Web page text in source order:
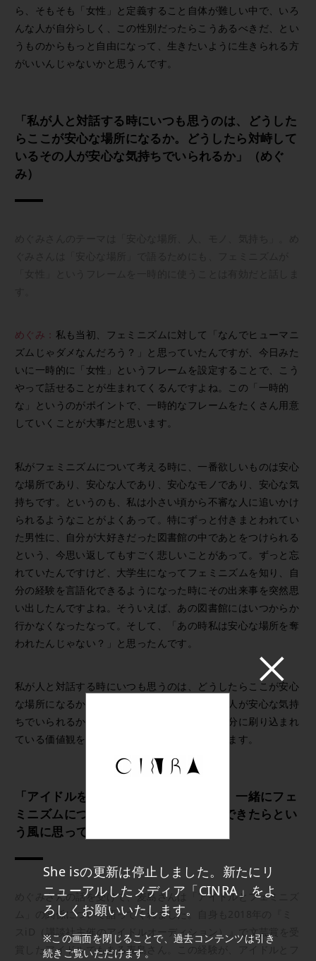
She isの更新は停止しました。新たにリ
ニューアルしたメディア「CINRA」をよ
ろしくお願いいたします。
※この画面を閉じることで、過去コンテンツは引き
続きご覧いただけます。
ら、そもそも「女性」と定義すること自体が難しい中で、いろ
んな人が自分らしく、この性別だったらこうあるべきだ、とい
うものからもっと自由になって、生きたいように生きられる方
がいいんじゃないかと思うんです。
「私が人と対話する時にいつも思うのは、どうした
らここが安心な場所になるか。どうしたら対峙して
いるその人が安心な気持ちでいられるか」（めぐ
み）
めぐみ： 私も当初、フェミニズムに対して「なんでヒューマニ
ズムじゃダメなんだろう？」と思っていたんですが、今日みた
いに一時的に「女性」というフレームを設定することで、こう
やって話せることが生まれてくるんですよね。この「一時的
な」というのがポイントで、一時的なフレームをたくさん用意
していくことが大事だと思います。
私がフェミニズムについて考える時に、一番欲しいものは安心
な場所であり、安心な人であり、安心なモノであり、安心な気
持ちです。というのも、私は小さい頃から不審な人に追いかけ
られるようなことがよくあって。特にずっと付きまとわれてい
た男性に、自分が大好きだった図書館の中であとをつけられる
という、今思い返してもすごく悲しいことがあって。ずっと忘
れていたんですけど、大学生になってフェミニズムを知り、自
分の経験を言語化できるようになった時にその出来事を突然思
い出したんですよね。そういえば、あの図書館にはいつからか
行かなくなったなって。そして、「あの時私は安心な場所を奪
われたんじゃない？」と思ったんです。
私が人と対話する時にいつも思うのは、どうしたらここが安心
な場所になるか。どうしたら対峙しているその人が安心な気持
ちでいられるかということ。そのためにも、自分に刷り込まれ
ている価値観を疑わなきゃいけないと思っています。
「アイドルを神格化するのではなくて、一緒にフェ
ミニズムについて考えられたら、実践できたらとい
う風に思っています」（麦島）
めぐみさんの話を受けて、麦島さんは「アイドルとフェミニズ
ム」の関係について語ってくれました。自身も2018年の『ミ
スiD（講談社主催のアイドルオーディション）』で文芸賞を受
賞したアイドルでもある麦島さん。この経験が、アイドルとフ